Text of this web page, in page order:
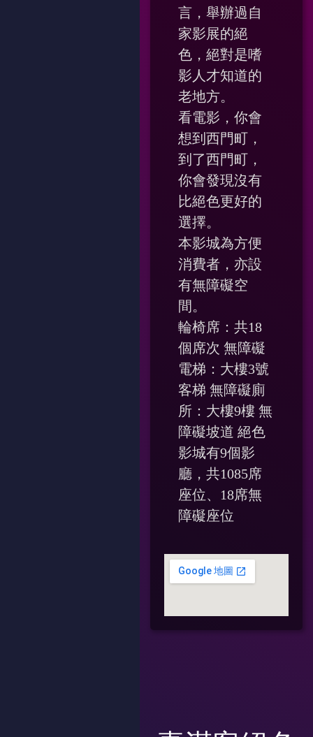
言，舉辦過自
家影展的絕
色，絕對是嗜
影人才知道的
老地方。
看電影，你會
想到西門町，
到了西門町，
你會發現沒有
比絕色更好的
選擇。
本影城為方便
消費者，亦設
有無障礙空
間。
輪椅席：共18
個席次 無障礙
電梯：大樓3號
客梯 無障礙廁
所：大樓9樓 無
障礙坡道 絕色
影城有9個影
廳，共1085席
座位、18席無
障礙座位